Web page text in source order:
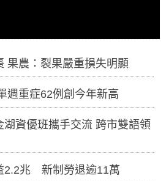
果農：裂果嚴重損失明顯
週重症62例創今年新高
湖資優班攜手交流 跨市雙語領
2.2兆 新制勞退逾11萬